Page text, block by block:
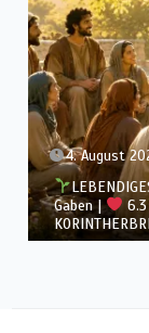
3. August
Gaben |
6.2